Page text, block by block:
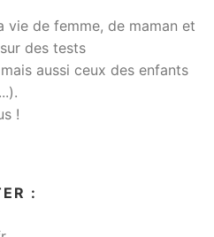
vie de femme, de maman et
des tests
aussi ceux des enfants
!
: